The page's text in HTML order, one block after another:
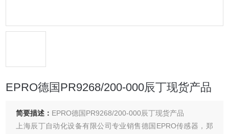
EPRO德国PR9268/200-000辰丁现货产品
简要描述： EPRO德国PR9268/200-000辰丁现货产品
上海辰丁自动化设备有限公司专业销售德国EPRO传感器，郑